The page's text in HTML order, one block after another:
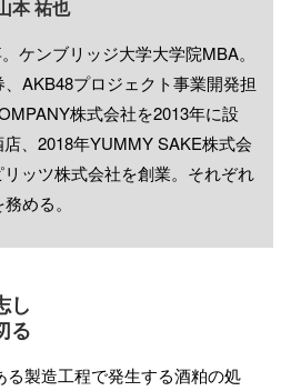
本 祐也
ケンブリッジ大学大学院MBA。
AKB48プロジェクト事業開発担
株式会社を2013年に設
、2018年YUMMY SAKE株式会
ッツ株式会社を創業。それぞれ
める。
し
る
製造工程で発生する酒粕の処